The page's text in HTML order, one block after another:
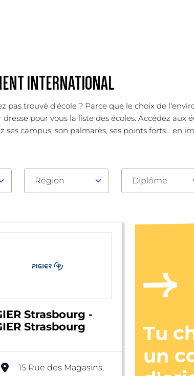
INTERNATIONAL
trouvé d'école ? Parce que le choix de
pour vous la liste des écoles. Accédez aux
campus, son palmarès, ses points forts... en
Région Diplôme
Strasbourg -
Strasbourg
15 Rue des Magasins,
Tu
un